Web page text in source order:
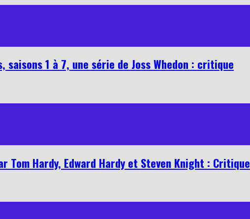
saisons 1 à 7, une série de Joss Whedon : critique
Tom Hardy, Edward Hardy et Steven Knight : Critique